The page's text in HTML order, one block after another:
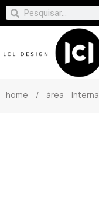
home / área interna